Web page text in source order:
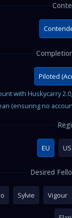
Piloted
with Huskycarry
(ensuring no
EU US
Desired
Sylvie Vigour